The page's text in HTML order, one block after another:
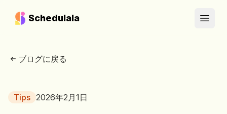
Schedulala
Open
ブログに戻る
Tips 2026年2月1日